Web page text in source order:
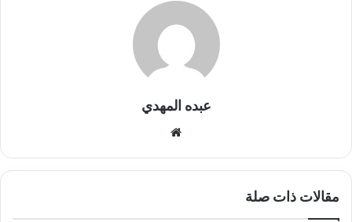
عبده المهدي
مقالات ذات صلة